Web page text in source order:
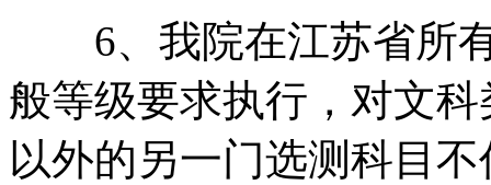
6、我院在江苏省所有
般等级要求执行，对文
以外的另一门选测科目